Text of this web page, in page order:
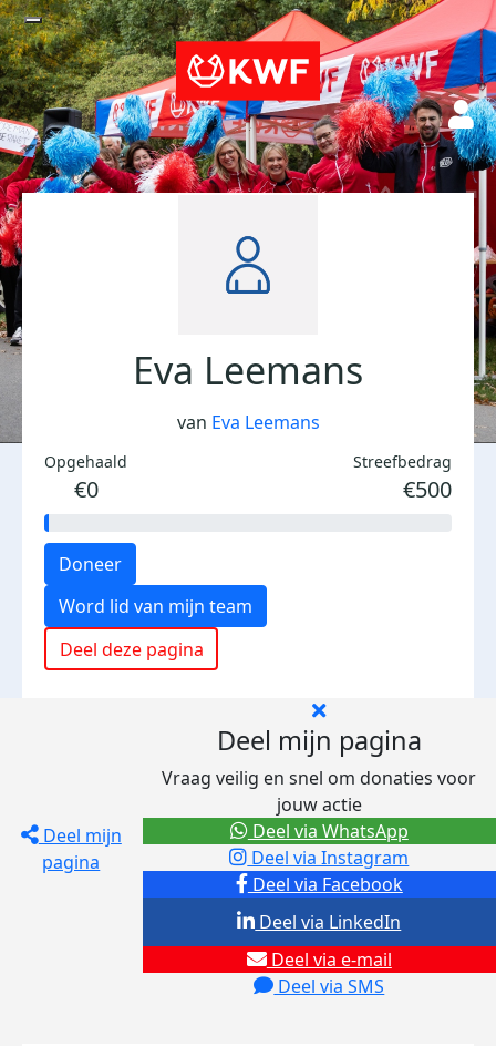
Eva Leemans
van Eva Leemans
Opgehaald
€0
Streefbedrag
€500
Doneer
Word lid van mijn team
Deel deze pagina
Deel mijn
pagina
Deel mijn pagina
Vraag veilig en snel om donaties voor
jouw actie
Deel via Facebook
Deel via Instagram
Deel via e-mail
Deel via SMS
Deel via LinkedIn
Deel via WhatsApp